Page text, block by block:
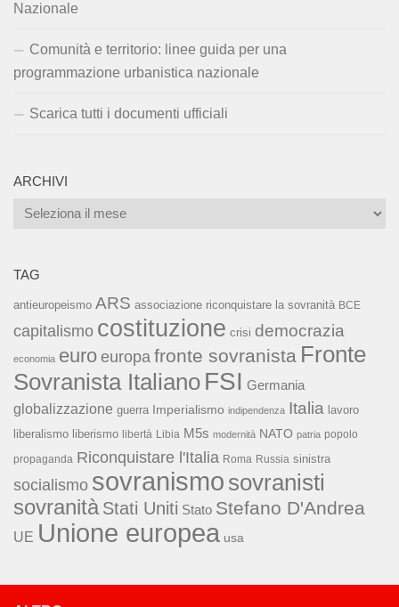
Nazionale
Comunità e territorio: linee guida per una
programmazione urbanistica nazionale
Scarica tutti i documenti ufficiali
ARCHIVI
Archivi
TAG
antieuropeismo ARS associazione riconquistare la sovranità BCE
capitalismo costituzione crisi democrazia
economia euro europa fronte sovranista Fronte
Sovranista Italiano FSI Germania
globalizzazione guerra Imperialismo indipendenza Italia lavoro
liberalismo liberismo libertà Libia M5s modernità NATO patria popolo
propaganda Riconquistare l'Italia Roma Russia sinistra
socialismo sovranismo sovranisti
sovranità Stati Uniti Stato Stefano D'Andrea
UE Unione europea usa